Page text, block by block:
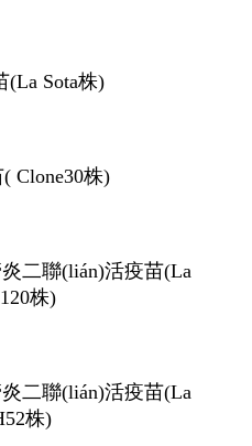
(La Sota株)
Clone30株)
二聯(lián)活疫苗(La
株)
二聯(lián)活疫苗(La
株)